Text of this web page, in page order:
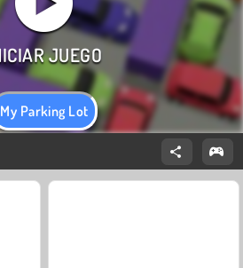
My Parking Lot